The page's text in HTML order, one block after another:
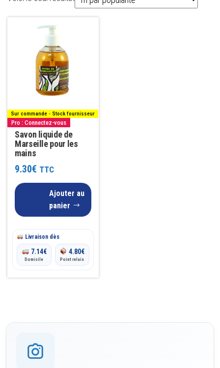
Sur commande - Stock fournisseur
Pro : Connectez-vous
Savon liquide de
Marseille pour les
mains
9.30€ TTC
Ajouter au
panier
Livraison dès
7.14€
Domicile
4.80€
Point relais